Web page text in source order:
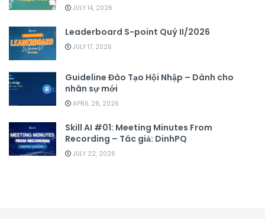
JULY 14, 2026
Leaderboard S-point Quý II/2026
JULY 17, 2026
Guideline Đào Tạo Hội Nhập – Dành cho
nhân sự mới
APRIL 28, 2026
Skill AI #01: Meeting Minutes From
Recording – Tác giả: DinhPQ
JULY 22, 2026